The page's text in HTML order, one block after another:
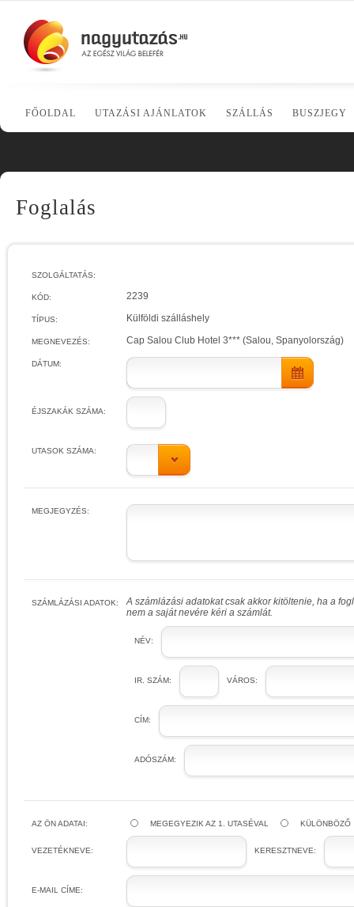
FŐOLDAL UTAZÁSI AJÁNLATOK SZÁLLÁS BUSZJEGY
Foglalás
SZOLGÁLTATÁS:
KÓD: 2239
TÍPUS: Külföldi szálláshely
MEGNEVEZÉS: Cap Salou Club Hotel 3*** (Salou, Spanyolország)
DÁTUM:
ÉJSZAKÁK SZÁMA:
UTASOK SZÁMA:
MEGJEGYZÉS:
SZÁMLÁZÁSI ADATOK:
A számlázási adatokat csak akkor kitöltenie, ha a
nem a saját nevére kéri a számlát.
NÉV:
IR. SZÁM: VÁROS:
CÍM:
ADÓSZÁM:
AZ ÖN ADATAI: MEGEGYEZIK AZ 1. UTASÉVAL KÜLÖNBÖZŐ
VEZETÉKNEVE: KERESZTNEVE:
E-MAIL CÍME: